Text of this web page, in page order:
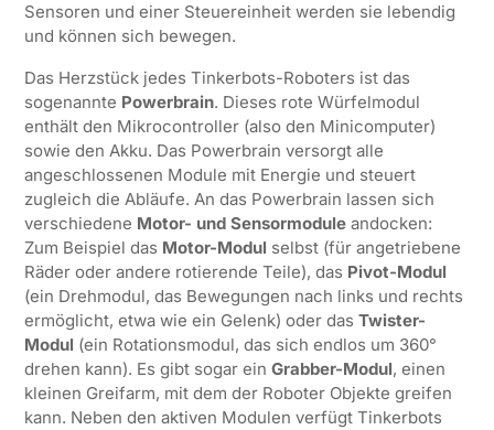
Sensoren und einer Steuereinheit werden sie lebendig
und können sich bewegen.
Das Herzstück jedes Tinkerbots-Roboters ist das
sogenannte Powerbrain. Dieses rote Würfelmodul
enthält den Mikrocontroller (also den Minicomputer)
sowie den Akku. Das Powerbrain versorgt alle
angeschlossenen Module mit Energie und steuert
zugleich die Abläufe. An das Powerbrain lassen sich
verschiedene Motor- und Sensormoduleandocken:
Zum Beispiel das Motor-Modul selbst (für angetriebene
Räder oder andere rotierende Teile), das Pivot-Modul
(ein Drehmodul, das Bewegungen nach links und rechts
ermöglicht, etwa wie ein Gelenk) oder das Twister-
Modul (ein Rotationsmodul, das sich endlos um 360°
drehen kann). Es gibt sogar ein Grabber-Modul, einen
kleinen Greifarm, mit dem der Roboter Objekte greifen
kann. Neben den aktiven Modulen verfügt Tinkerbots